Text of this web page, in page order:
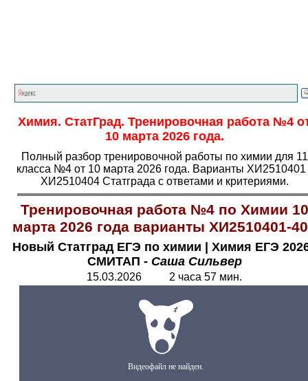
Химия. СтатГрад. Тренировочная работа №4
10 марта 2026 года.
Полный разбор тренировочной работы по химии для 11
класса №4 от 10 марта 2026 года. Варианты ХИ2510401
ХИ2510404 Статграда с ответами и критериями.
Тренировочная работа №4 по Химии 10
марта 2026 года варианты ХИ2510401-
Новый Статград ЕГЭ по химии
Химия ЕГЭ
СМИТАП - Саша Сильвер
15.03.2026 2 часа 57 мин.